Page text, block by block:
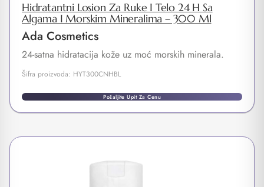
Hidratantni Losion Za Ruke I Telo 24 H Sa
Algama I Morskim Mineralima – 300 Ml
Ada Cosmetics
24-satna hidratacija kože uz moć morskih minerala.
Šifra proizvoda: HYT300CNHBL
Pošaljite Upit Za Cenu